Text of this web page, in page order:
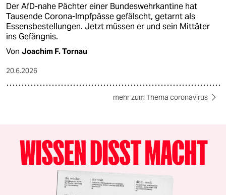
Der AfD-nahe Pächter einer Bundeswehrkantine hat
Tausende Corona-Impfpässe gefälscht, getarnt als
Essensbestellungen. Jetzt müssen er und sein Mittäter
ins Gefängnis.
Von Joachim F. Tornau
20.6.2026
mehr zum Thema coronavirus